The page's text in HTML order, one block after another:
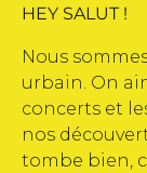
HEY SALUT !
Nous
urbain. On
concerts et
nos
tombe bien,